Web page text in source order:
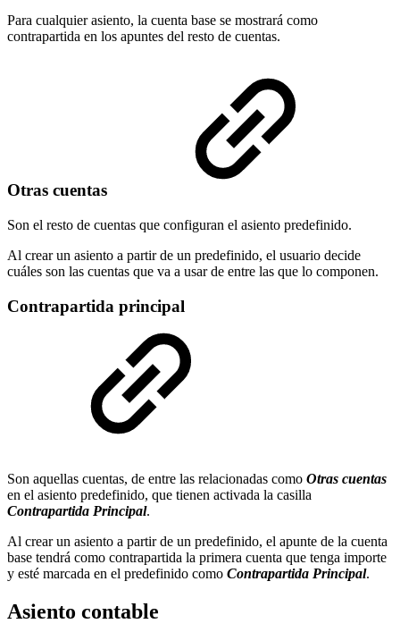
Para cualquier asiento, la cuenta base se mostrará como
contrapartida en los apuntes del resto de cuentas.
Otras cuentas
Son el resto de cuentas que configuran el asiento predefinido.
Al crear un asiento a partir de un predefinido, el usuario decide
cuáles son las cuentas que va a usar de entre las que lo componen.
Contrapartida principal
Son aquellas cuentas, de entre las relacionadas como Otras cuentas
en el asiento predefinido, que tienen activada la casilla
Contrapartida Principal.
Al crear un asiento a partir de un predefinido, el apunte de la cuenta
base tendrá como contrapartida la primera cuenta que tenga importe
y esté marcada en el predefinido como Contrapartida Principal.
Asiento contable